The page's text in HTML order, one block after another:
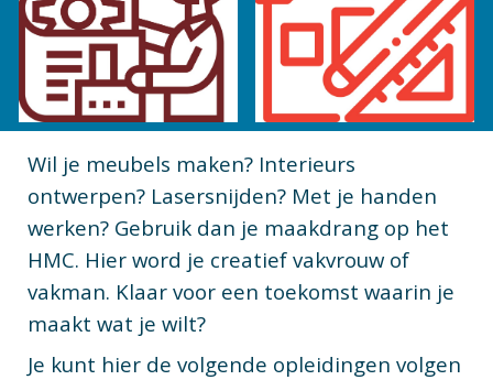
Wil je meubels maken? Interieurs
ontwerpen? Lasersnijden? Met je handen
werken? Gebruik dan je maakdrang op het
HMC. Hier word je creatief vakvrouw of
vakman. Klaar voor een toekomst waarin je
maakt wat je wilt?
Je kunt hier de volgende opleidingen volgen